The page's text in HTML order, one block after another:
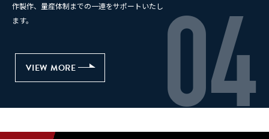
作製作、量産体制までの一連をサポートいたし
ます。
VIEW MORE 04